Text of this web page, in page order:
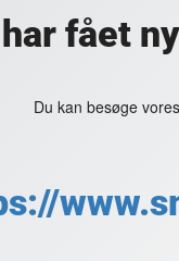
fået
Du kan besøge